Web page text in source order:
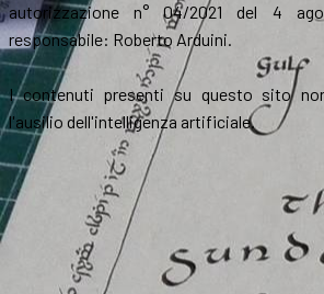
autorizzazione n° 04/2021 del 4
responsabile: Roberto Arduini.
I contenuti presenti su questo sito
l'ausilio dell'intelligenza artificiale.